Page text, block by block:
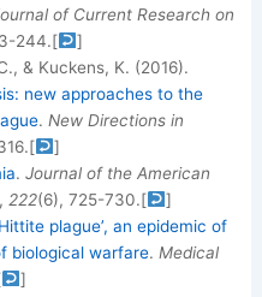
of Current Research on
244.[
]
& Kuckens, K. (2016).
new approaches to the
.New Directions in
[
]
.Journal of the American
, 222(6), 725-730.[
]
plague’, an epidemic of
biological warfare.Medical
]